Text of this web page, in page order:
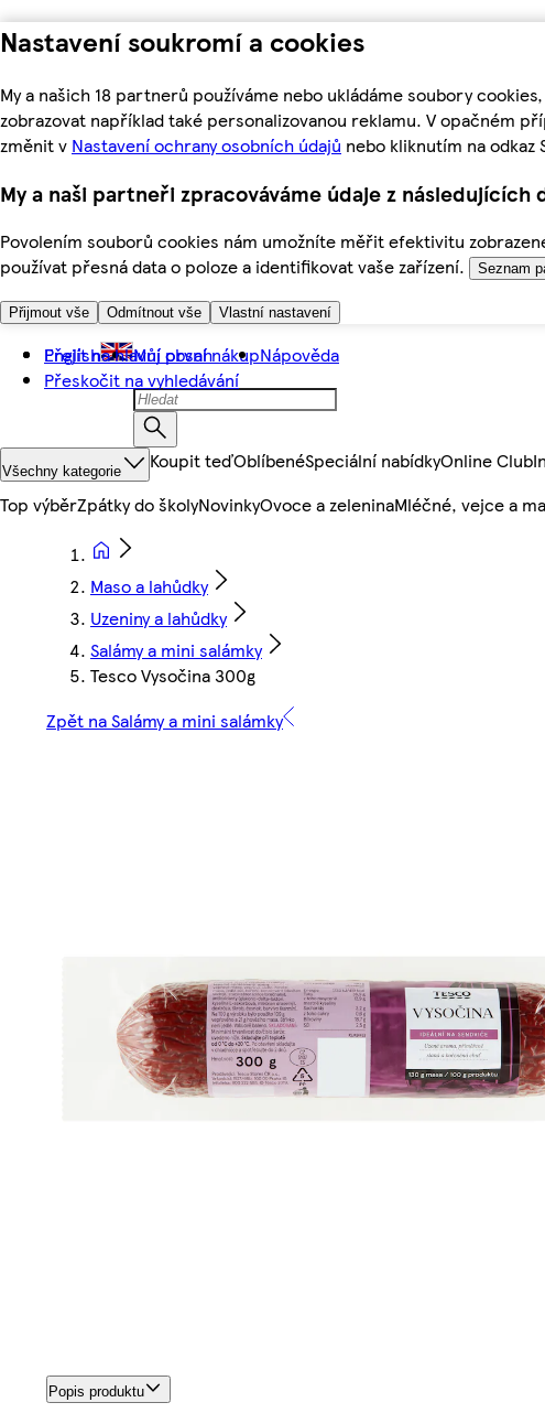
Nastavení soukromí a cookies
My a našich 18 partnerů používáme nebo ukládáme soubory
zobrazovat například také personalizovanou reklamu. V opačném
změnit v Nastavení ochrany osobních údajů nebo kliknutím na
My a naši partneři zpracováváme údaje z následujících
Povolením souborů cookies nám umožníte měřit efektivitu
používat přesná data o poloze a identifikovat vaše zařízení.
Seznam
Přijmout vše Odmítnout vše Vlastní nastavení
Přejít na hlavní obsah
Přeskočit na vyhledávání
English Můj první nákupNápověda
Všechny kategorie Koupit teďOblíbenéSpeciální nabídkyOnline Club
Top výběrZpátky do školyNovinkyOvoce a zeleninaMléčné, vejce a
Maso a lahůdky
Uzeniny a lahůdky
Salámy a mini salámky
Tesco Vysočina 300g
Zpět na Salámy a mini salámky
Popis produktu